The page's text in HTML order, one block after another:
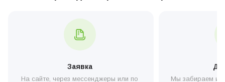
Заявка
На сайте, через мессенджеры или по
Мы забираем